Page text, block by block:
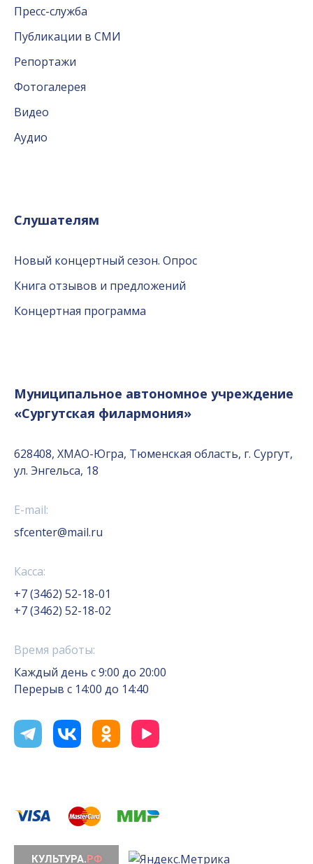
Пресс-служба
Публикации в СМИ
Репортажи
Фотогалерея
Видео
Аудио
Слушателям
Новый концертный сезон. Опрос
Книга отзывов и предложений
Концертная программа
Муниципальное автономное учреждение
«Сургутская филармония»
628408, ХМАО-Югра, Тюменская область, г. Сургут,
ул. Энгельса, 18
E-mail:
sfcenter@mail.ru
Касса:
+7 (3462) 52-18-01
+7 (3462) 52-18-02
Время работы:
Каждый день с 9:00 до 20:00
Перерыв с 14:00 до 14:40